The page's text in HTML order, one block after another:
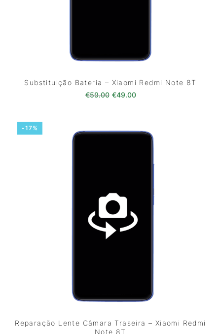
Substituição Bateria – Xiaomi Redmi Note 8T
€59.00 O preço original era: €59.00.
€49.00O preço atual é:
-17%
Reparação Lente Câmara Traseira – Xiaomi Redmi
Note 8T